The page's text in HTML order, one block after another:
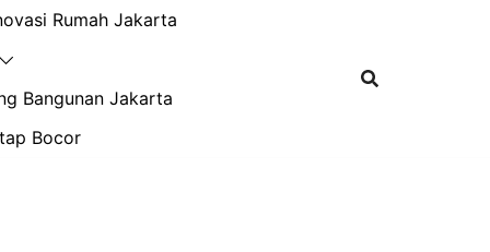
Rumah Jakarta
Bangunan Jakarta
Bocor